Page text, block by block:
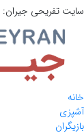
سایت تفریحی جیران:
خانه
آشپزی
بازیگران